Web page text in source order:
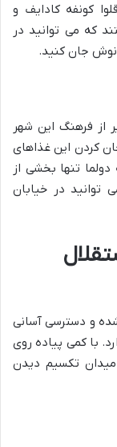
کونفه کادایف و
که می توانید در
نوش جان کنید.
از فرهنگ این شهر
کردن این غذاهای
تنها بخشی از
توانید در خیابان
و دسترسی آسانی
با کمی پیاده روی
میدان تکسیم دیدن